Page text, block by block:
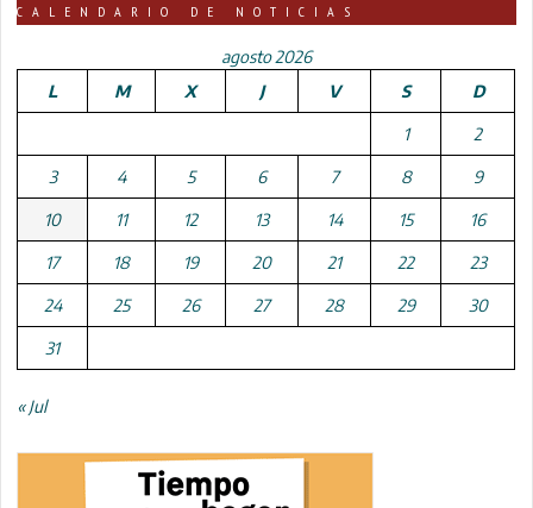
CALENDARIO DE NOTICIAS
agosto 2026
L
M X J V S D
1 2
3 4 5 6 7 8 9
10 11 12 13 14 15 16
17 18 19 20 21 22 23
24 25 26 27 28 29 30
31
« Jul